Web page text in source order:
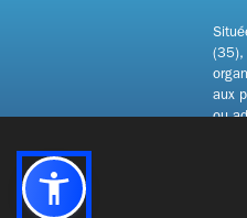
(35),
aux
ou